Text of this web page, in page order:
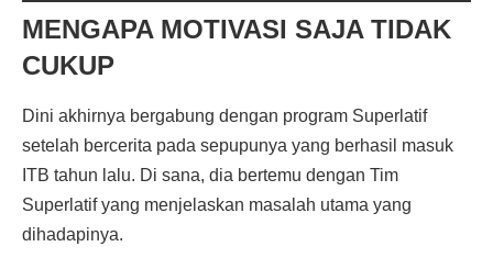
MENGAPA MOTIVASI SAJA TIDAK
CUKUP
Dini akhirnya bergabung dengan program Superlatif
setelah bercerita pada sepupunya yang berhasil masuk
ITB tahun lalu. Di sana, dia bertemu dengan Tim
Superlatif yang menjelaskan masalah utama yang
dihadapinya.